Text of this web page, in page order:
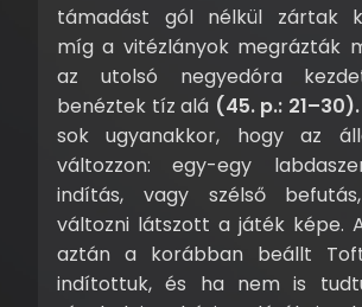
támadást gól nélkül zártak
míg a vitézlányok megrázták
az utolsó negyedóra
benéztek tíz alá (45. p.: 21–30).
sok ugyanakkor, hogy az
változzon: egy-egy
indítás, vagy szélső
változni látszott a játék képe.
aztán a korábban beállt
indítottuk, és ha nem is